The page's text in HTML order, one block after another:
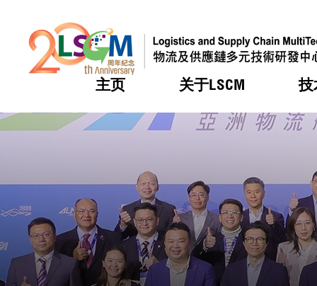
主页 关于LSCM
热门 机构简
组织
组织架
董事局
研究顾
技
热门 服务
可获
应用于
重点项
热门 合作计
资助计
资助计
税务优
申请
评审
热门 活动
奖项
新闻
媒体报
新闻稿
热门 会籍及
会员列
会员登